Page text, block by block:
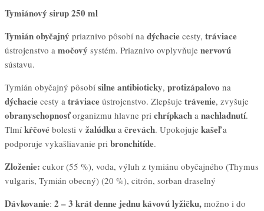
Tymiánový sirup 250 ml
Tymián obyčajný priaznivo pôsobí na dýchacie cesty, tráviace
ústrojenstvo a močový systém. Priaznivo ovplyvňuje nervovú
sústavu.
Tymián obyčajný pôsobí silne antibioticky, protizápalovo na
dýchacie cesty a tráviace ústrojenstvo. Zlepšuje trávenie, zvyšuje
obranyschopnosťorganizmu hlavne pri chrípkach a nachladnutí.
Tlmí kŕčové bolesti v žalúdku a črevách. Upokojuje kašeľa
podporuje vykašliavanie pri bronchitíde.
Zloženie: cukor (55 %), voda, výluh z tymiánu obyčajného (Thymus
vulgaris, Tymián obecný) (20 %), citrón, sorban draselný
Dávkovanie: 2 – 3 krát denne jednukávovúlyžičku, možno i do